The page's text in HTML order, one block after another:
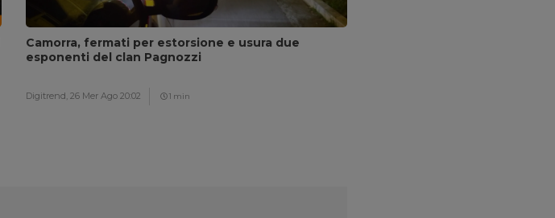
Camorra, fermati per estorsione e usura due
esponenti del clan Pagnozzi
Digitrend, 26 Mer Ago 20:02 1 min